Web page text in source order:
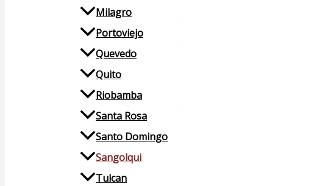
Milagro
Portoviejo
Quevedo
Quito
Riobamba
Santa Rosa
Santo Domingo
Sangolqui
Tulcan